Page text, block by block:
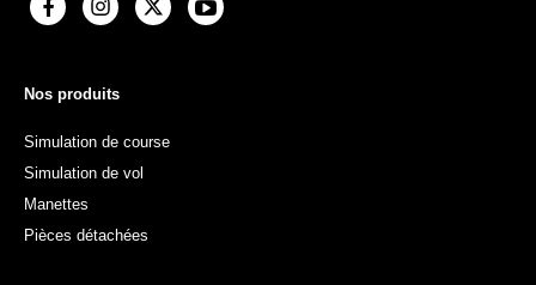
Nos produits
Simulation de course
Simulation de vol
Manettes
Pièces détachées